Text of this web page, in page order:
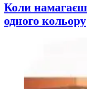
Коли
одного кольору